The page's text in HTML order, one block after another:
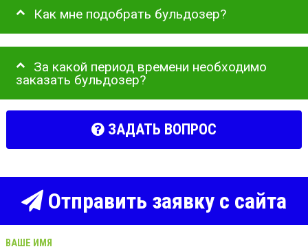
Как мне подобрать бульдозер?
За какой период времени необходимо
заказать бульдозер?
ЗАДАТЬ ВОПРОС
Отправить заявку с сайта
ВАШЕ ИМЯ